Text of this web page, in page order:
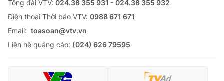
Tổng đài VTV: 024.38 355 931 - 024.38 355 932
Ðiện thoại Thời báo VTV: 0988 671 671
Email: toasoan@vtv.vn
Liên hệ quảng cáo: (024) 626 79595